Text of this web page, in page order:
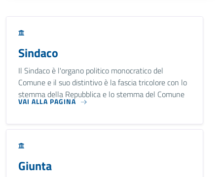
Sindaco
Il Sindaco è l'organo politico monocratico del
Comune e il suo distintivo è la fascia tricolore con lo
stemma della Repubblica e lo stemma del Comune
VAI ALLA PAGINA
Giunta